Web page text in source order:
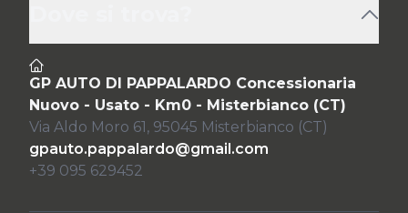
GP AUTO DI PAPPALARDO Concessionaria
Nuovo - Usato - Km0 - Misterbianco (CT)
Via Aldo Moro 61, 95045 Misterbianco (CT)
gpauto.pappalardo@gmail.com
+39 095 629452